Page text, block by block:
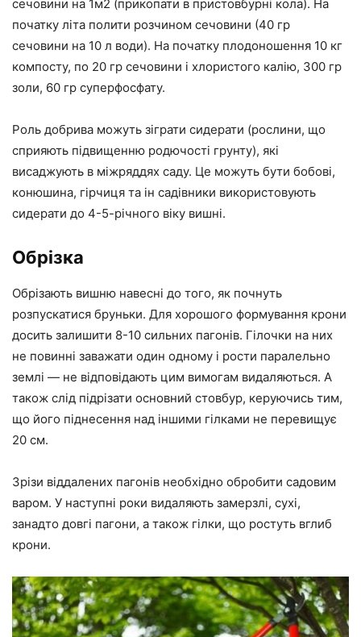
сечовини на 1м2 (прикопати в пристовбурні кола). На
початку літа полити розчином сечовини (40 гр
сечовини на 10 л води). На початку плодоношення 10 кг
компосту, по 20 гр сечовини і хлористого калію, 300 гр
золи, 60 гр суперфосфату.
Роль добрива можуть зіграти сидерати (рослини, що
сприяють підвищенню родючості грунту), які
висаджують в міжряддях саду. Це можуть бути бобові,
конюшина, гірчиця та ін садівники використовують
сидерати до 4-5-річного віку вишні.
Обрізка
Обрізають вишню навесні до того, як почнуть
розпускатися бруньки. Для хорошого формування крони
досить залишити 8-10 сильних пагонів. Гілочки на них
не повинні заважати один одному і рости паралельно
землі — не відповідають цим вимогам видаляються. А
також слід підрізати основний стовбур, керуючись тим,
що його піднесення над іншими гілками не перевищує
20 см.
Зрізи віддалених пагонів необхідно обробити садовим
варом. У наступні роки видаляють замерзлі, сухі,
занадто довгі пагони, а також гілки, що ростуть вглиб
крони.